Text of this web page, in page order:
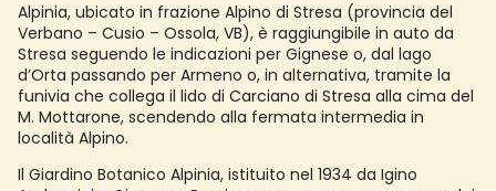
Alpinia, ubicato in frazione Alpino di Stresa (provincia del
Verbano – Cusio – Ossola, VB), è raggiungibile in auto da
Stresa seguendo le indicazioni per Gignese o, dal lago
d’Orta passando per Armeno o, in alternativa, tramite la
funivia che collega il lido di Carciano di Stresa alla cima del
M. Mottarone, scendendo alla fermata intermedia in
località Alpino.
Il Giardino Botanico Alpinia, istituito nel 1934 da Igino